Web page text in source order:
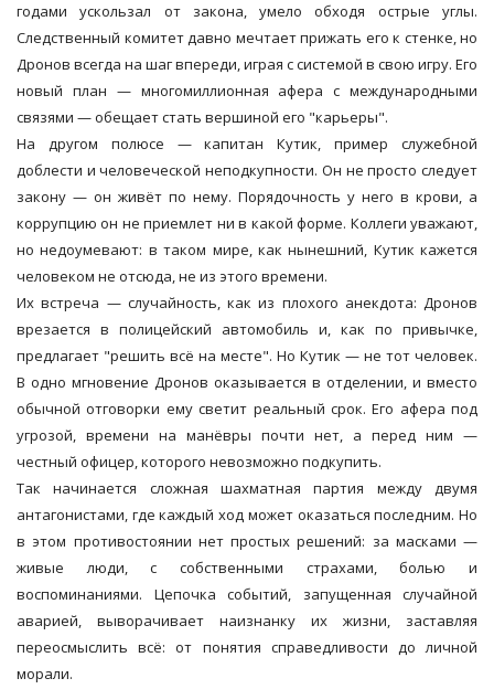
годами ускользал от закона, умело обходя острые углы.
Следственный комитет давно мечтает прижать его к стенке, но
Дронов всегда на шаг впереди, играя с системой в свою игру. Его
новый план — многомиллионная афера с международными
связями — обещает стать вершиной его "карьеры".
На другом полюсе — капитан Кутик, пример служебной
доблести и человеческой неподкупности. Он не просто следует
закону — он живёт по нему. Порядочность у него в крови, а
коррупцию он не приемлет ни в какой форме. Коллеги уважают,
но недоумевают: в таком мире, как нынешний, Кутик кажется
человеком не отсюда, не из этого времени.
Их встреча — случайность, как из плохого анекдота: Дронов
врезается в полицейский автомобиль и, как по привычке,
предлагает "решить всё на месте". Но Кутик — не тот человек.
В одно мгновение Дронов оказывается в отделении, и вместо
обычной отговорки ему светит реальный срок. Его афера под
угрозой, времени на манёвры почти нет, а перед ним —
честный офицер, которого невозможно подкупить.
Так начинается сложная шахматная партия между двумя
антагонистами, где каждый ход может оказаться последним. Но
в этом противостоянии нет простых решений: за масками —
живые люди, с собственными страхами, болью и
воспоминаниями. Цепочка событий, запущенная случайной
аварией, выворачивает наизнанку их жизни, заставляя
переосмыслить всё: от понятия справедливости до личной
морали.